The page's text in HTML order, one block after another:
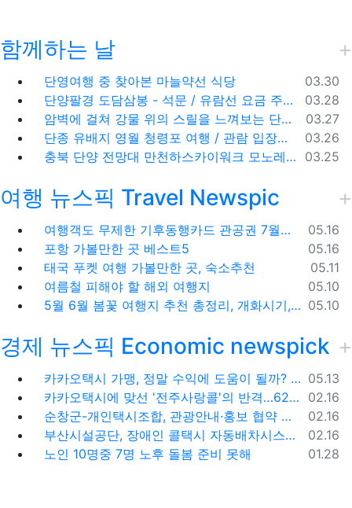
함께하는 날
등록일
03.30
단영여행 중 찾아본 마늘약선 식당
등록일
03.28
단양팔경 도담삼봉 - 석문 / 유람선 요금 주차비
등록일
03.27
암벽에 걸쳐 강물 위의 스릴을 느껴보는 단양 잔도길
등록일
03.26
단종 유배지 영월 청령포 여행 / 관람 입장료 주차장
등록일
03.25
충북 단양 전망대 만천하스카이워크 모노레일 주차장 여행코스
여행 뉴스픽 Travel Newspic
등록일
05.16
여행객도 무제한 기후동행카드 관공권 7월출시
등록일
05.16
포항 가볼만한 곳 베스트5
등록일
05.11
태국 푸켓 여행 가볼만한 곳, 숙소추천
등록일
05.10
여름철 피해야 할 해외 여행지
등록일
05.10
5월 6월 봄꽃 여행지 추천 총정리, 개화시기, 지도공유
경제 뉴스픽 Economic newspick
등록일
05.13
카카오택시 가맹, 정말 수익에 도움이 될까? '봉이 김선달'식 수수료의 진실
등록일
02.16
카카오택시에 맞선 '전주사랑콜'의 반격…62% 가입해 순항
등록일
02.16
순창군-개인택시조합, 관광안내·홍보 협약 체결
등록일
02.16
부산시설공단, 장애인 콜택시 자동배차시스템 시범 운영
등록일
01.28
노인 10명중 7명 노후 돌봄 준비 못해